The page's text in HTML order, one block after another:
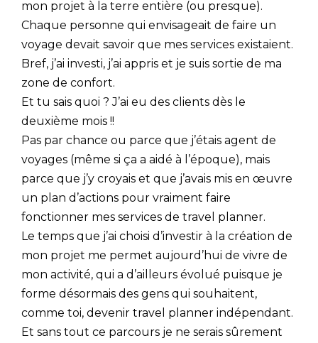
mon projet à la terre entière (ou presque).
Chaque personne qui envisageait de faire un
voyage devait savoir que mes services existaient.
Bref, j’ai investi, j’ai appris et je suis sortie de ma
zone de confort.
Et tu sais quoi ? J’ai eu des clients dès le
deuxième mois !!
Pas par chance ou parce que j’étais agent de
voyages (même si ça a aidé à l’époque), mais
parce que j’y croyais et que j’avais mis en œuvre
un plan d’actions pour vraiment faire
fonctionner mes services de travel planner.
Le temps que j’ai choisi d’investir à la création de
mon projet me permet aujourd’hui de vivre de
mon activité, qui a d’ailleurs évolué puisque je
forme désormais des gens qui souhaitent,
comme toi, devenir travel planner indépendant.
Et sans tout ce parcours je ne serais sûrement